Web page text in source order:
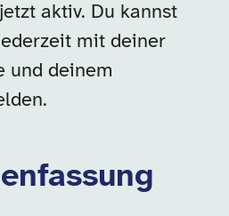
aktiv. Du kannst
mit deiner
und deinem